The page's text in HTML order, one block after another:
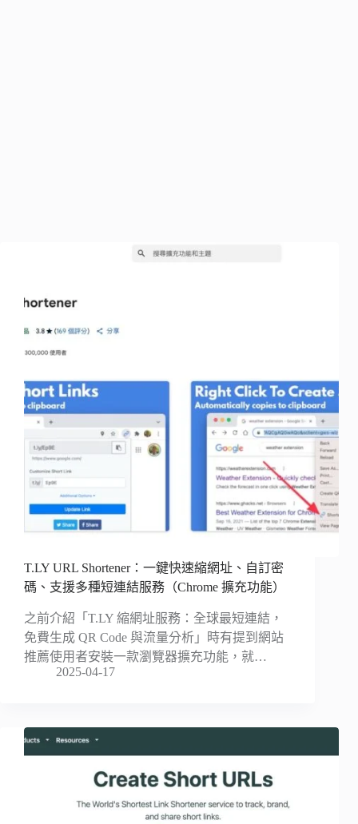
T.LY URL Shortener：一鍵快速縮網址、自訂密
碼、支援多種短連結服務（Chrome 擴充功能）
之前介紹「T.LY 縮網址服務：全球最短連結，
免費生成 QR Code 與流量分析」時有提到網站
推薦使用者安裝一款瀏覽器擴充功能，就…
2025-04-17